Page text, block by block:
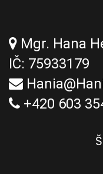
Mgr. Hana
IČ: 75933179
+420 603